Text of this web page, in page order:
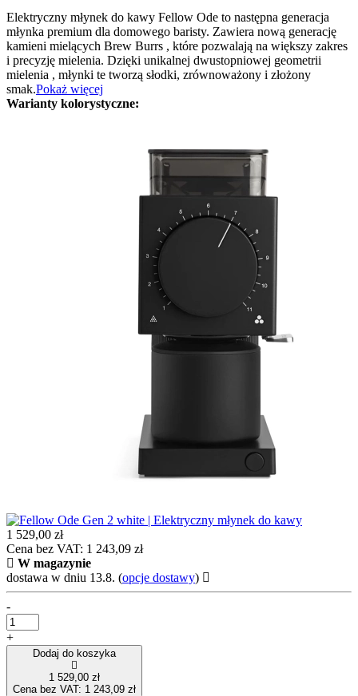
Elektryczny młynek do kawy Fellow Ode to następna generacja
młynka premium dla domowego baristy. Zawiera nową generację
kamieni mielących Brew Burrs , które pozwalają na większy zakres
i precyzję mielenia. Dzięki unikalnej dwustopniowej geometrii
mielenia , młynki te tworzą słodki, zrównoważony i złożony
smak.Pokaż więcej
Warianty kolorystyczne:
1 529,00 zł
Cena bez VAT: 1 243,09 zł
W magazynie
dostawa w dniu 13.8. (opcje dostawy)
-
+
Dodaj do koszyka
1 529,00 zł
Cena bez VAT: 1 243,09 zł